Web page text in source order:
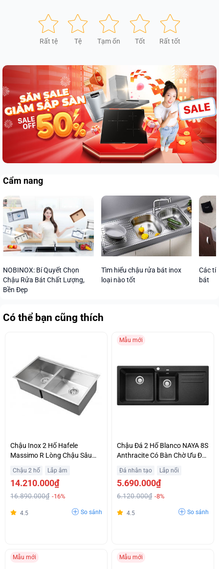
Rất tệ Tệ Tạm ổn Tốt Rất tốt
Cẩm nang
NOBINOX: Bí Quyết Chọn
Chậu Rửa Bát Chất Lượng,
Bền Đẹp
Tìm hiểu chậu rửa bát inox
loại nào tốt
Các
bát
Có thể bạn cũng thích
Chậu Inox 2 Hố Hafele
Massimo R Lòng Chậu Sâu
Chậu 2 hố Lắp âm
14.210.000₫
16.890.000₫ -16%
4.5 So sánh
Mẫu mới
Chậu Đá 2 Hố Blanco NAYA 8S
Anthracite Có Bàn Chờ Ưu Đãi
Đá nhân tạo Lắp nổi
5.690.000₫
6.120.000₫ -8%
4.5 So sánh
Mẫu mới Mẫu mới